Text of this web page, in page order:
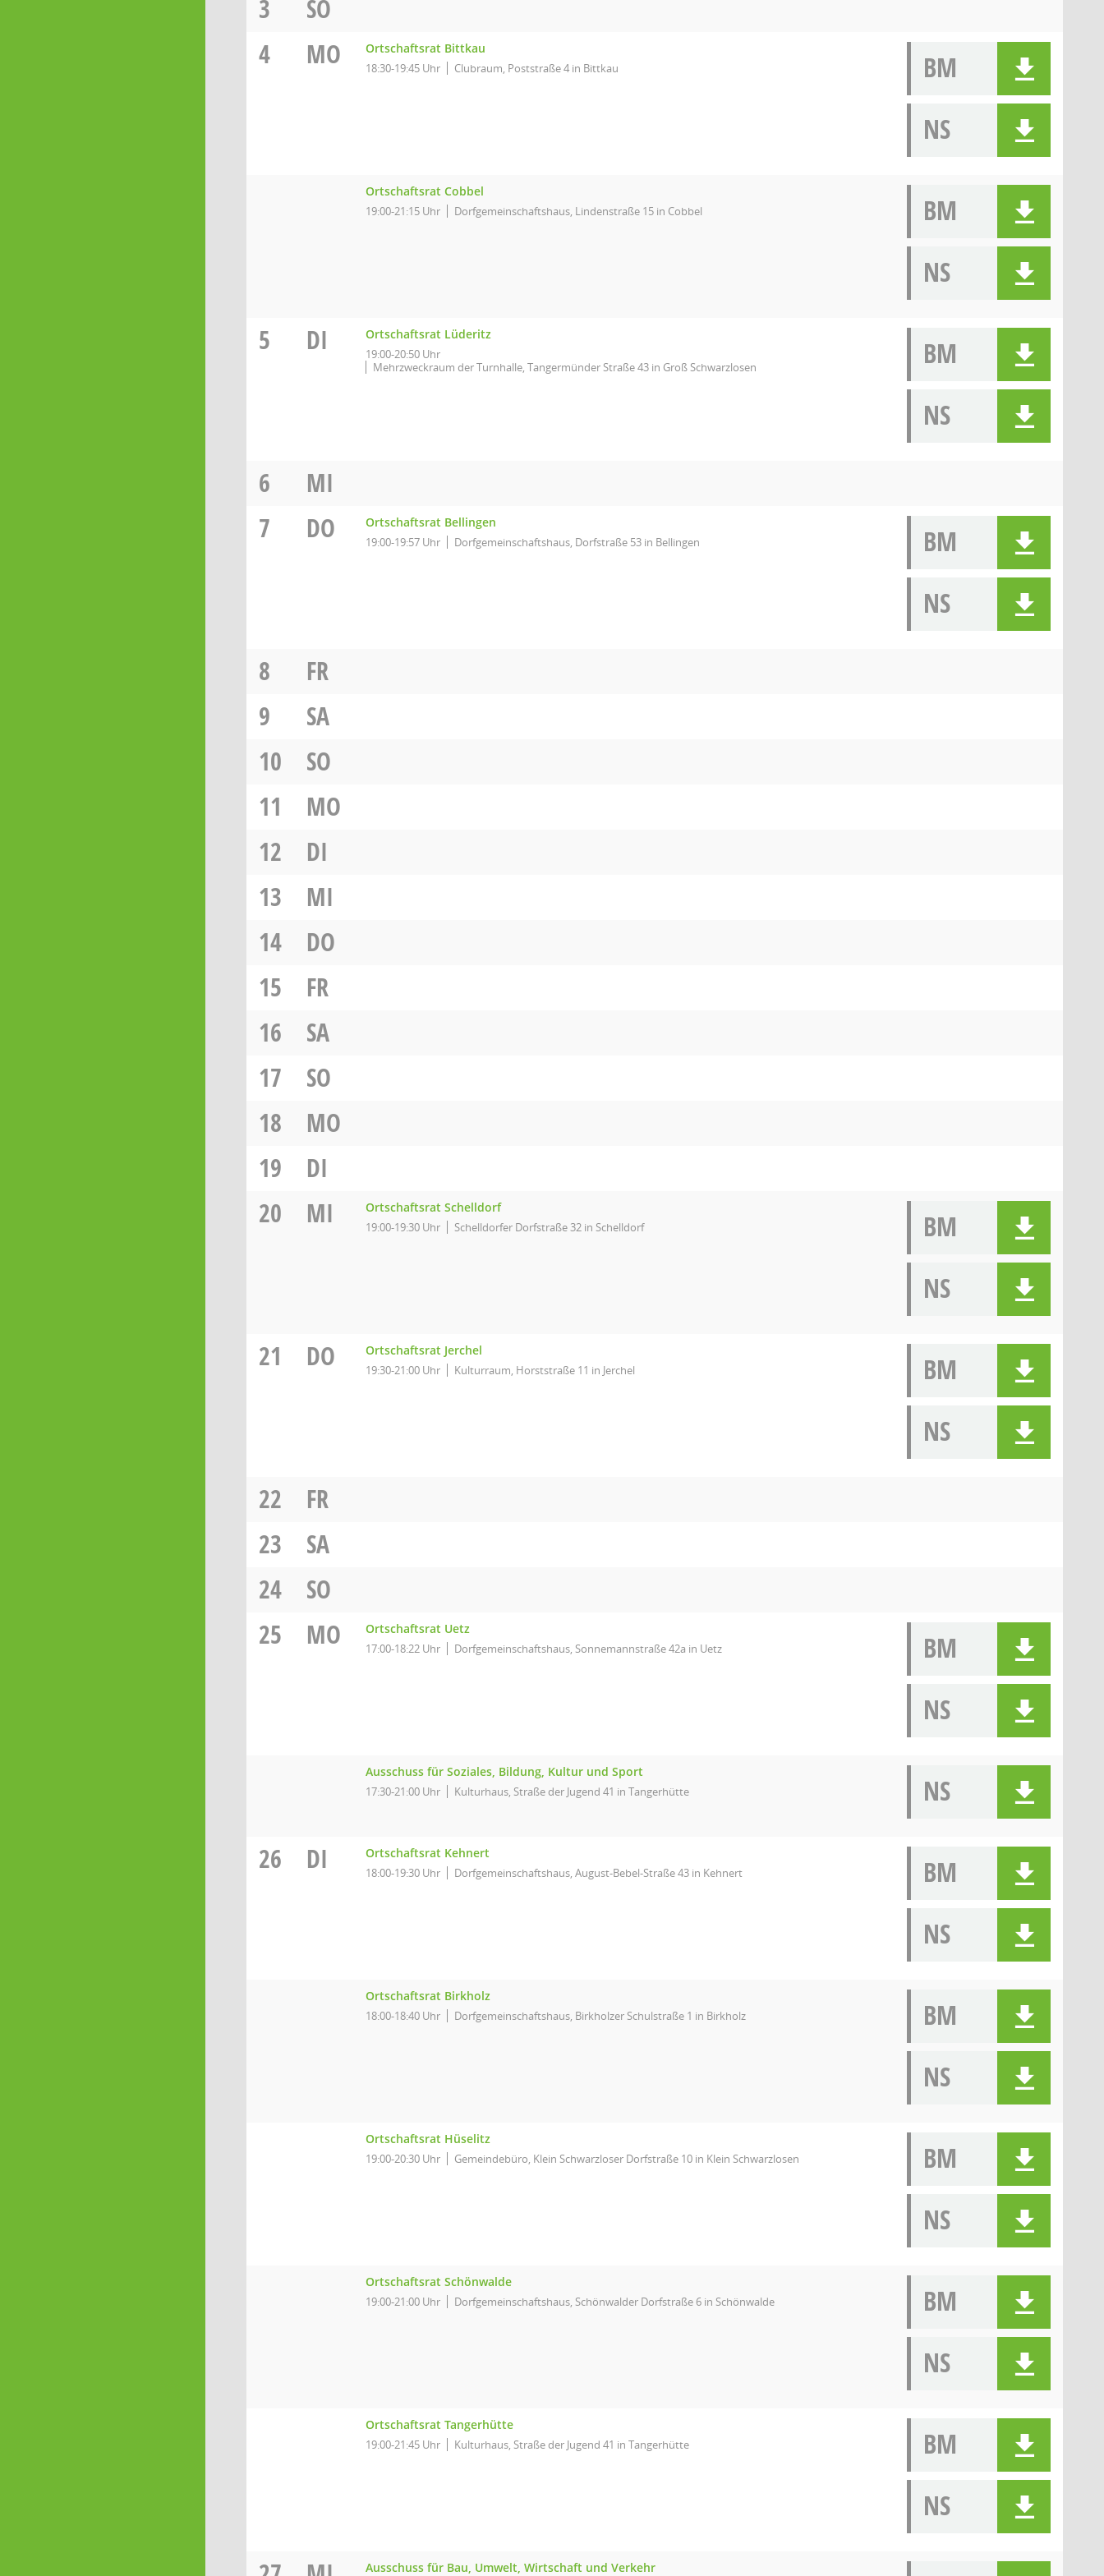
3
SO
4
MO Ortschaftsrat Bittkau
18:30-19:45 Uhr Clubraum, Poststraße 4 in Bittkau
BM
NS
Ortschaftsrat Cobbel
19:00-21:15 Uhr Dorfgemeinschaftshaus, Lindenstraße 15 in Cobbel
BM
NS
5 DI Ortschaftsrat Lüderitz
19:00-20:50 Uhr
Mehrzweckraum der Turnhalle, Tangermünder Straße 43 in Groß Schwarzlosen
BM
NS
6
MI
7
DO Ortschaftsrat Bellingen
19:00-19:57 Uhr Dorfgemeinschaftshaus, Dorfstraße 53 in Bellingen
BM
NS
8
FR
9
SA
10
SO
11
MO
12
DI
13
MI
14
DO
15
FR
16
SA
17
SO
18
MO
19
DI
20
MI Ortschaftsrat Schelldorf
19:00-19:30 Uhr Schelldorfer Dorfstraße 32 in Schelldorf
BM
NS
21 DO Ortschaftsrat Jerchel
19:30-21:00 Uhr Kulturraum, Horststraße 11 in Jerchel
BM
NS
22
FR
23
SA
24
SO
25
MO Ortschaftsrat Uetz
17:00-18:22 Uhr Dorfgemeinschaftshaus, Sonnemannstraße 42a in Uetz
BM
NS
Ausschuss für Soziales, Bildung, Kultur und Sport
17:30-21:00 Uhr Kulturhaus, Straße der Jugend 41 in Tangerhütte NS
26 DI Ortschaftsrat Kehnert
18:00-19:30 Uhr Dorfgemeinschaftshaus, August-Bebel-Straße 43 in Kehnert
BM
NS
Ortschaftsrat Birkholz
18:00-18:40 Uhr Dorfgemeinschaftshaus, Birkholzer Schulstraße 1 in Birkholz
BM
NS
Ortschaftsrat Hüselitz
19:00-20:30 Uhr Gemeindebüro, Klein Schwarzloser Dorfstraße 10 in Klein Schwarzlosen
BM
NS
Ortschaftsrat Schönwalde
19:00-21:00 Uhr Dorfgemeinschaftshaus, Schönwalder Dorfstraße 6 in Schönwalde
BM
NS
Ortschaftsrat Tangerhütte
19:00-21:45 Uhr Kulturhaus, Straße der Jugend 41 in Tangerhütte
BM
NS
Ausschuss für Bau, Umwelt, Wirtschaft und Verkehr